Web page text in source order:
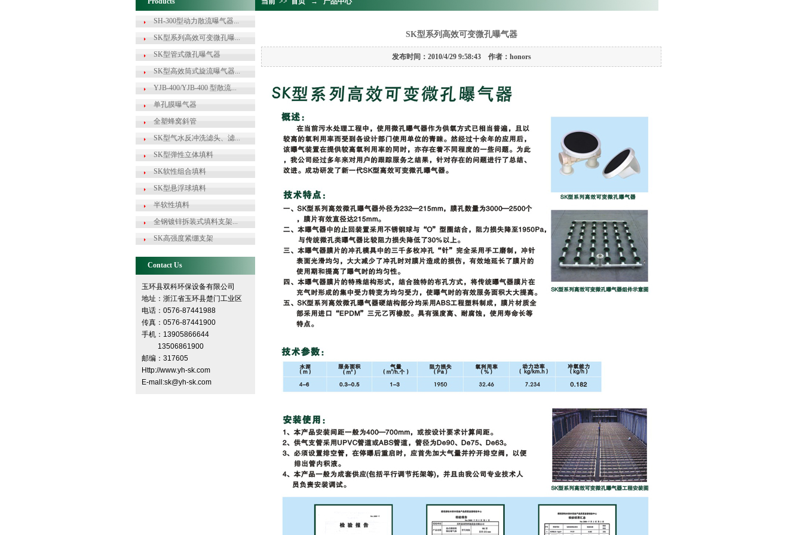
SH-300型动力散流曝气器...
SK型系列高效可变微孔曝...
SK型管式微孔曝气器
SK型高效筒式旋流曝气器...
YJB-400/YJB-400 型散流...
单孔膜曝气器
全塑蜂窝斜管
SK型气水反冲洗滤头、滤...
SK型弹性立体填料
SK软性组合填料
SK型悬浮球填料
半软性填料
全钢镀锌拆装式填料支架...
SK高强度紧绷支架
Contact Us
玉环县双科环保设备有限公司
地址：浙江省玉环县楚门工业区
电话：0576-87441988
传真：0576-87441900
手机：13905866644
13506861900
邮编：317605
Http://www.yh-sk.com
E-mall:sk@yh-sk.com
SK型系列高效可变微孔曝气器
发布时间：2010/4/29 9:58:43 作者：honors